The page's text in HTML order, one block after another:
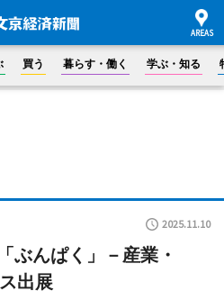
買う 暮らす・働く 学ぶ・知る
2025.11.10
ぶんぱく」－産業・
出展